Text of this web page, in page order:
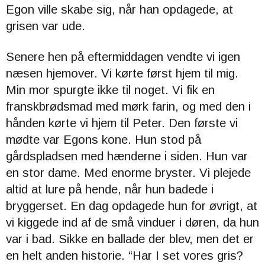
Egon ville skabe sig, når han opdagede, at
grisen var ude.
Senere hen på eftermiddagen vendte vi igen
næsen hjemover. Vi kørte først hjem til mig.
Min mor spurgte ikke til noget. Vi fik en
franskbrødsmad med mørk farin, og med den i
hånden kørte vi hjem til Peter. Den første vi
mødte var Egons kone. Hun stod på
gårdspladsen med hænderne i siden. Hun var
en stor dame. Med enorme bryster. Vi plejede
altid at lure på hende, når hun badede i
bryggerset. En dag opdagede hun for øvrigt, at
vi kiggede ind af de små vinduer i døren, da hun
var i bad. Sikke en ballade der blev, men det er
en helt anden historie. “Har I set vores gris?